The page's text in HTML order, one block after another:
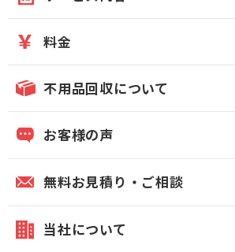
料金
不用品回収について
お客様の声
無料お見積り・ご相談
当社について